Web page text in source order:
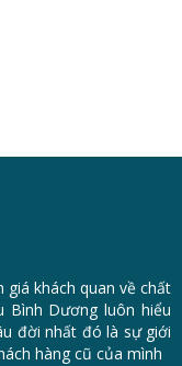
khách quan về chất
Bình Dương luôn hiểu
đời nhất đó là sự giới
hàng cũ của mình